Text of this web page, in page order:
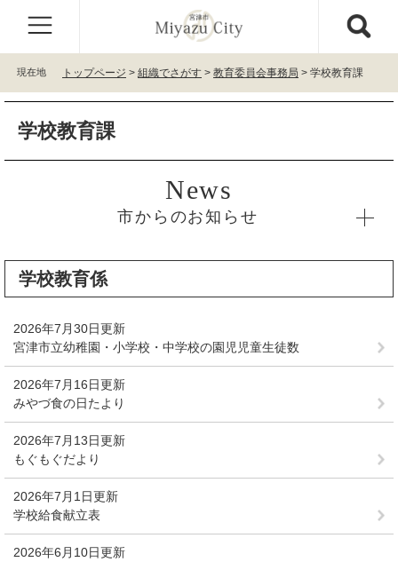
頭
。
飛
て
現在地 トップページ > 組織でさがす > 教育委員会事務局 > 学校教育課
学校教育課
市からのお知らせ
学校教育係
2026年7月30日更新
宮津市立幼稚園・小学校・中学校の園児児童生徒数
2026年7月16日更新
みやづ食の日たより
2026年7月13日更新
もぐもぐだより
2026年7月1日更新
学校給食献立表
2026年6月10日更新